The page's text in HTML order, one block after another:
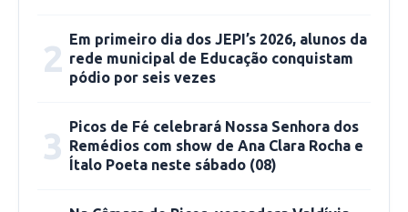
2
Em primeiro dia dos JEPI’s 2026, alunos da
rede municipal de Educação conquistam
pódio por seis vezes
3 Picos de Fé celebrará Nossa Senhora dos
Remédios com show de Ana Clara Rocha e
Ítalo Poeta neste sábado (08)